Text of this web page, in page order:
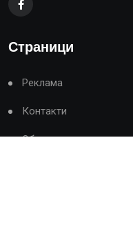
Страници
Реклама
Контакти
Общи условия